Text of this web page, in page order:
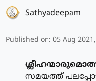
Sathyadeepam
Published on: 05 Aug
സമയത്ത്